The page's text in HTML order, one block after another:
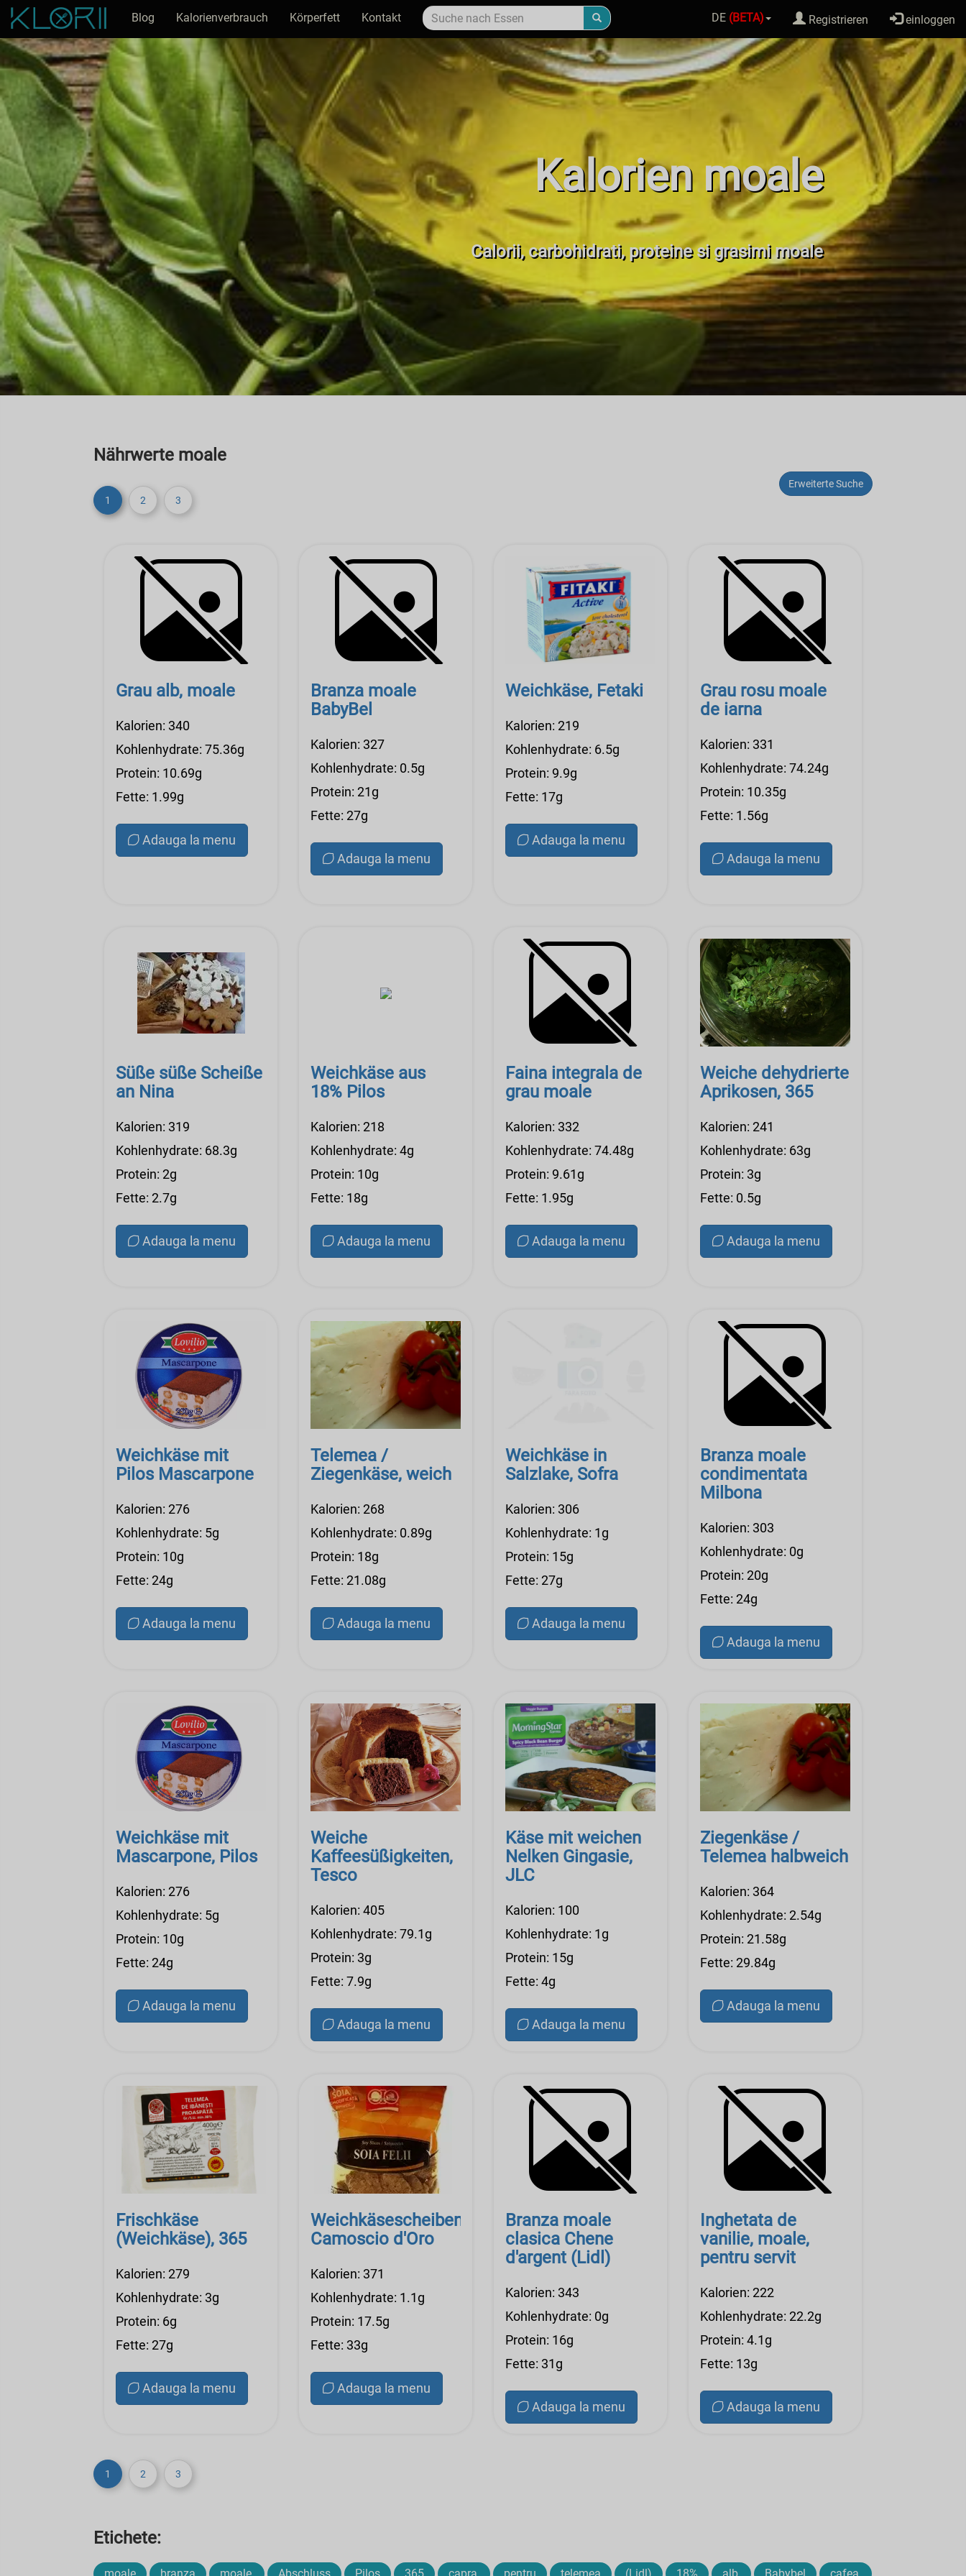
Blog Kalorienverbrauch Körperfett Kontakt DE (BETA) Registrieren einloggen
Kalorien moale
Calorii, carbohidrati, proteine si grasimi moale
Nährwerte moale
Erweiterte Suche
1
2 3
Grau alb, moale
Kalorien: 340
Kohlenhydrate: 75.36g
Protein: 10.69g
Fette: 1.99g
Adauga la menu
Branza moale
BabyBel
Kalorien: 327
Kohlenhydrate: 0.5g
Protein: 21g
Fette: 27g
Adauga la menu
Weichkäse, Fetaki
Kalorien: 219
Kohlenhydrate: 6.5g
Protein: 9.9g
Fette: 17g
Adauga la menu
Grau rosu moale
de iarna
Kalorien: 331
Kohlenhydrate: 74.24g
Protein: 10.35g
Fette: 1.56g
Adauga la menu
Süße süße Scheiße
an Nina
Kalorien: 319
Kohlenhydrate: 68.3g
Protein: 2g
Fette: 2.7g
Adauga la menu
Weichkäse aus
18% Pilos
Kalorien: 218
Kohlenhydrate: 4g
Protein: 10g
Fette: 18g
Adauga la menu
Faina integrala de
grau moale
Kalorien: 332
Kohlenhydrate: 74.48g
Protein: 9.61g
Fette: 1.95g
Adauga la menu
Weiche dehydrierte
Aprikosen, 365
Kalorien: 241
Kohlenhydrate: 63g
Protein: 3g
Fette: 0.5g
Adauga la menu
Weichkäse mit
Pilos Mascarpone
Kalorien: 276
Kohlenhydrate: 5g
Protein: 10g
Fette: 24g
Adauga la menu
Telemea /
Ziegenkäse, weich
Kalorien: 268
Kohlenhydrate: 0.89g
Protein: 18g
Fette: 21.08g
Adauga la menu
Weichkäse in
Salzlake, Sofra
Kalorien: 306
Kohlenhydrate: 1g
Protein: 15g
Fette: 27g
Adauga la menu
Branza moale
condimentata
Milbona
Kalorien: 303
Kohlenhydrate: 0g
Protein: 20g
Fette: 24g
Adauga la menu
Weichkäse mit
Mascarpone, Pilos
Kalorien: 276
Kohlenhydrate: 5g
Protein: 10g
Fette: 24g
Adauga la menu
Weiche
Kaffeesüßigkeiten,
Tesco
Kalorien: 405
Kohlenhydrate: 79.1g
Protein: 3g
Fette: 7.9g
Adauga la menu
Käse mit weichen
Nelken Gingasie,
JLC
Kalorien: 100
Kohlenhydrate: 1g
Protein: 15g
Fette: 4g
Adauga la menu
Ziegenkäse /
Telemea halbweich
Kalorien: 364
Kohlenhydrate: 2.54g
Protein: 21.58g
Fette: 29.84g
Adauga la menu
Frischkäse
(Weichkäse), 365
Kalorien: 279
Kohlenhydrate: 3g
Protein: 6g
Fette: 27g
Adauga la menu
Weichkäsescheiben,
Camoscio d'Oro
Kalorien: 371
Kohlenhydrate: 1.1g
Protein: 17.5g
Fette: 33g
Adauga la menu
Branza moale
clasica Chene
d'argent (Lidl)
Kalorien: 343
Kohlenhydrate: 0g
Protein: 16g
Fette: 31g
Adauga la menu
Inghetata de
vanilie, moale,
pentru servit
Kalorien: 222
Kohlenhydrate: 22.2g
Protein: 4.1g
Fette: 13g
Adauga la menu
1 2 3
Etichete: